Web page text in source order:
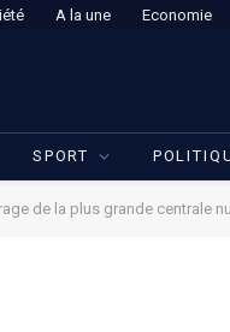
A la une Economie
SPORT
de la plus grande centrale